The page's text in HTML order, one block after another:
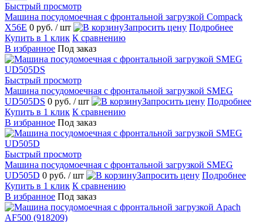
Быстрый просмотр
Машина посудомоечная с фронтальной загрузкой Compack
X56E 0 руб. / шт Запросить цену Подробнее
Купить в 1 клик К сравнению
В избранное Под заказ
Быстрый просмотр
Машина посудомоечная с фронтальной загрузкой SMEG
UD505DS 0 руб. / шт Запросить цену Подробнее
Купить в 1 клик К сравнению
В избранное Под заказ
Быстрый просмотр
Машина посудомоечная с фронтальной загрузкой SMEG
UD505D 0 руб. / шт Запросить цену Подробнее
Купить в 1 клик К сравнению
В избранное Под заказ